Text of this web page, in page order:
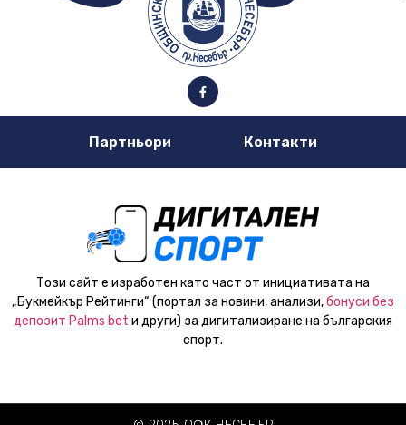
Партньори Контакти
Този сайт е изработен като част от инициативата на
„Букмейкър Рейтинги“ (портал за новини, анализи,бонуси без
депозит Palms bet и други) за дигитализиране на българския
спорт.